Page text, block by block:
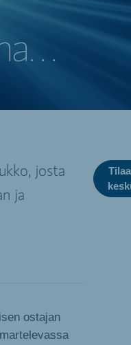
josta
ja
ostajan